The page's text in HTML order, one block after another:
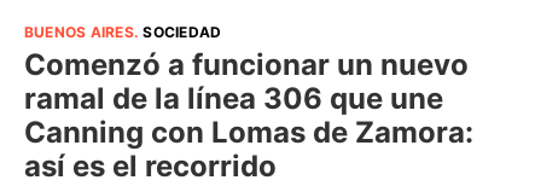
BUENOS AIRES.SOCIEDAD
Comenzó a funcionar un nuevo
ramal de la línea 306 que une
Canning con Lomas de Zamora:
así es el recorrido